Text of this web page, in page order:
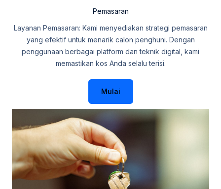
Pemasaran
Layanan Pemasaran: Kami menyediakan strategi pemasaran
yang efektif untuk menarik calon penghuni. Dengan
penggunaan berbagai platform dan teknik digital, kami
memastikan kos Anda selalu terisi.
Mulai